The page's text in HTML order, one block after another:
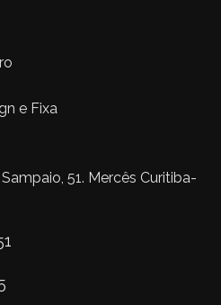
e Fixa
51. Mercês Curitiba-